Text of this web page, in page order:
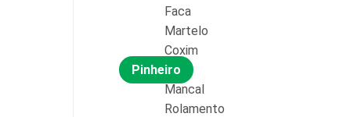
Faca
Martelo
Coxim
Pinheiro
Mancal
Rolamento